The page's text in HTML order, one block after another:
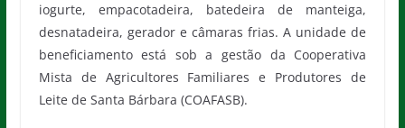
iogurte, empacotadeira, batedeira de manteiga,
desnatadeira, gerador e câmaras frias. A unidade de
beneficiamento está sob a gestão da Cooperativa
Mista de Agricultores Familiares e Produtores de
Leite de Santa Bárbara (COAFASB).